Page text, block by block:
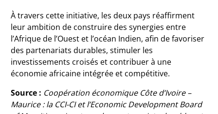
À travers cette initiative, les deux pays réaffirment
leur ambition de construire des synergies entre
l’Afrique de l’Ouest et l’océan Indien, afin de favoriser
des partenariats durables, stimuler les
investissements croisés et contribuer à une
économie africaine intégrée et compétitive.
Source : Coopération économique Côte d’Ivoire –
Maurice : la CCI-CI et l’Economic Development Board